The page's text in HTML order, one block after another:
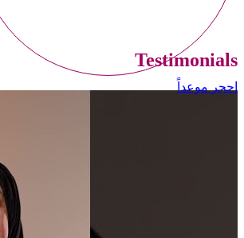
إحجر موعداً
Testimonials